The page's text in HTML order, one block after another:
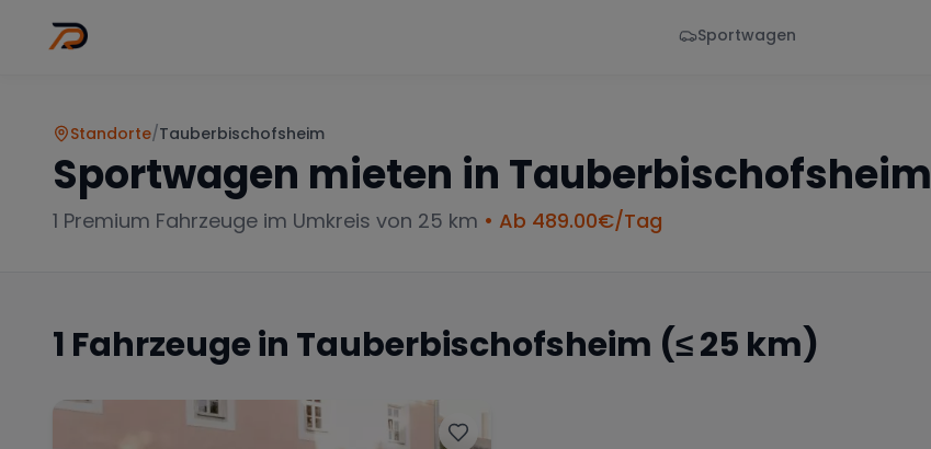
Sportwagen
Standorte/Tauberbischofsheim
Sportwagen mieten in Tauberbischofsheim
1 Premium Fahrzeuge im Umkreis von 25 km • Ab 489.00€/Tag
1 Fahrzeuge in Tauberbischofsheim (≤ 25 km)